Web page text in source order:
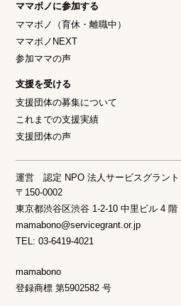
ママボノに参加する
ママボノ（育休・離職中）
ママボノNEXT
参加ママの声
支援を受ける
支援団体の募集について
これまでの支援実績
支援団体の声
運営 認定 NPO 法人サービスグラント
〒150-0002
東京都渋谷区渋谷 1-2-10 中里ビル 4 階
mamabono@servicegrant.or.jp
TEL: 03-6419-4021
mamabono
登録商標 第5902582 号